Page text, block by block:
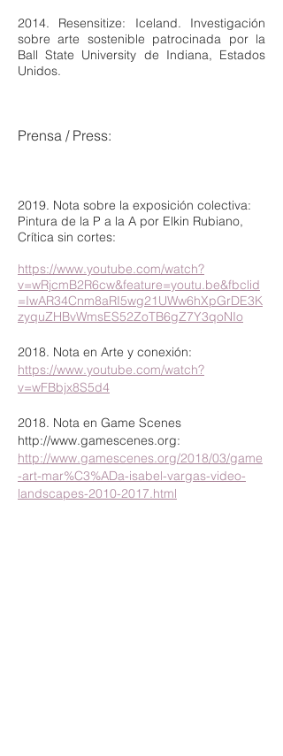
2014. Resensitize: Iceland. Investigación
sobre arte sostenible patrocinada por la
Ball State University de Indiana, Estados
Unidos.
Prensa / Press:
2019. Nota sobre la exposición colectiva:
Pintura de la P a la A por Elkin Rubiano,
Crítica sin cortes:
https://www.youtube.com/watch?
v=wRjcmB2R6cw&feature=youtu.be&fbclid
=IwAR34Cnm8aRI5wg21UWw6hXpGrDE3K
zyquZHBvWmsES52ZoTB6gZ7Y3qoNIo
2018. Nota en Arte y conexión:
https://www.youtube.com/watch?
v=wFBbjx8S5d4
2018. Nota en Game Scenes
http://www.gamescenes.org:
http://www.gamescenes.org/2018/03/game
-art-mar%C3%ADa-isabel-vargas-video-
landscapes-2010-2017.html